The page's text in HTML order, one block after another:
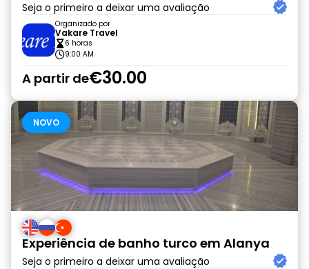
Seja o primeiro a deixar uma avaliação
Organizado por
Vakare Travel
6 horas
9:00 AM
A partir de€30.00
NOVO
Experiência de banho turco em Alanya
Seja o primeiro a deixar uma avaliação